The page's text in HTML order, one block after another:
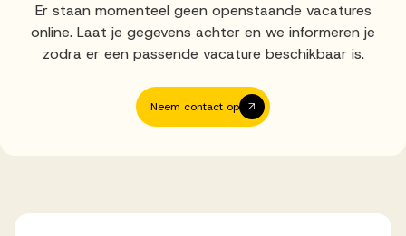
Vervulde vacatures
Over AV
Er staan momenteel geen openstaande vacatures
online. Laat je gegevens achter en we informeren je
zodra er een passende vacature beschikbaar is.
Neem contact op